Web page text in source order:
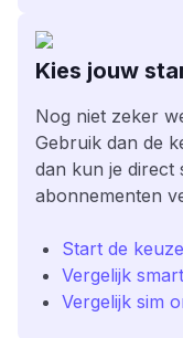
Kies jouw
Nog niet zeker
Gebruik dan de
dan kun je direct
abonnementen
Start de
Vergelijk
Vergelijk sim